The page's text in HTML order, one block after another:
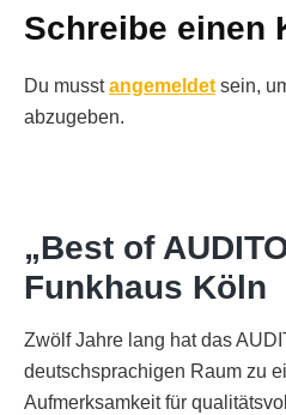
Schreibe einen
Du musstangemeldet sein,
abzugeben.
„Best of
Funkhaus Köln
Zwölf Jahre lang hat das
deutschsprachigen Raum zu
Aufmerksamkeit für